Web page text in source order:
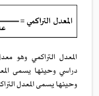
المعدل التراكمي وهو
دراسي وحينها يسمى
وحينها يسمى المعدل